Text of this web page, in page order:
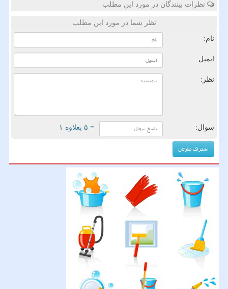
نظرات بینندگان در مورد این مطلب
نظر شما در مورد این مطلب
نام:
ایمیل:
نظر:
سوال: = ۵ بعلاوه ۱